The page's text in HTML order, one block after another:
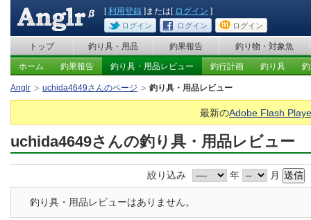
[利用登録 ]または[ ログイン ]
ログイン ログイン ログイン
トップ 釣り具・用品 釣果報告 釣り物・対象魚
ホーム 釣果報告 釣り具・用品レビュー 釣行計画 釣り具
Anglr uchida4649さんのページ 釣り具・用品レビュー
最新のAdobe Flash
uchida4649さんの釣り具・用品レビュー
絞り込み 年 月
釣り具・用品レビューはありません。